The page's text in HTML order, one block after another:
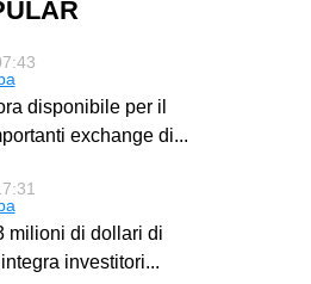
disponibile per il
exchange di...
milioni di dollari di
investitori...